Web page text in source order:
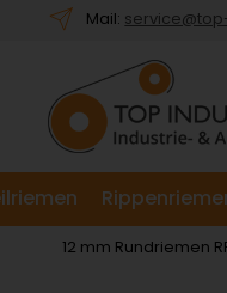
Willkommen.
für
das
Barrierefreiheitsmenü
Mail:
12 mm Rundriemen